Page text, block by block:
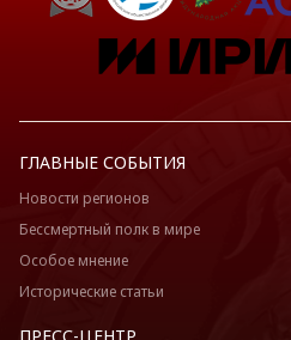
ГЛАВНЫЕ СОБЫТИЯ
Новости регионов
Бессмертный полк в мире
Особое мнение
Исторические статьи